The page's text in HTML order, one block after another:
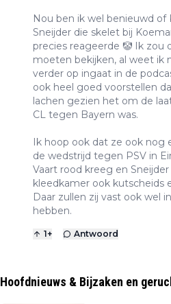
Nou ben ik wel benieuwd
Sneijder die skelet bij
precies reageerde 🤡 Ik zou
moeten bekijken, al weet ik
verder op ingaat in de
ook heel goed voorstellen
lachen gezien het om de
CL tegen Bayern was.
Ik hoop ook dat ze ook nog
de wedstrijd tegen PSV in
Vaart rood kreeg en
kleedkamer ook kutscheids
Daar zullen zij vast ook wel
hebben.
1+ Antwoord
Hoofdnieuws & Bijzaken en